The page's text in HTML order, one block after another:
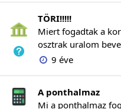
TÖRI!!!!!
Miert fogadtak a
osztrak uralom
9 éve
A ponthalmaz
Mi a ponthalmaz